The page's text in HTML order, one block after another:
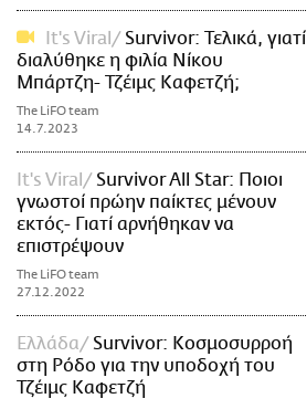
It's Viral
Survivor: Τελικά, γιατί
διαλύθηκε η φιλία Νίκου
Μπάρτζη- Τζέιμς Καφετζή;
The LiFO team
14.7.2023
It's Viral
Survivor All Star: Ποιοι
γνωστοί πρώην παίκτες μένουν
εκτός- Γιατί αρνήθηκαν να
επιστρέψουν
The LiFO team
27.12.2022
Ελλάδα
Survivor: Κοσμοσυρροή
στη Ρόδο για την υποδοχή του
Τζέιμς Καφετζή